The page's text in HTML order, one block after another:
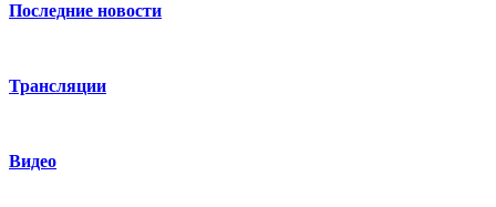
Последние новости
Трансляции
Видео